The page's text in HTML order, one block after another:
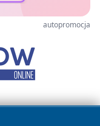
autopromocja